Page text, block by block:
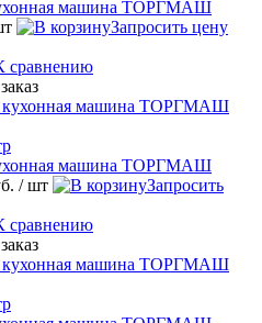
машина ТОРГМАШ
Запросить цену
сравнению
машина ТОРГМАШ
/ шт
Запросить
сравнению